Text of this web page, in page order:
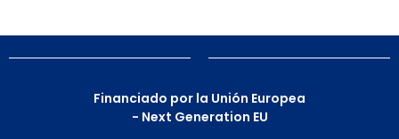
Financiado por la Unión Europea
- Next Generation EU